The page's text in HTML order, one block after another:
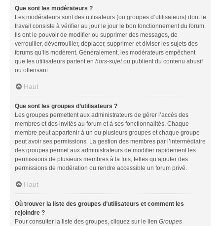
Que sont les modérateurs ?
Les modérateurs sont des utilisateurs (ou groupes d’utilisateurs) dont le
travail consiste à vérifier au jour le jour le bon fonctionnement du forum.
Ils ont le pouvoir de modifier ou supprimer des messages, de
verrouiller, déverrouiller, déplacer, supprimer et diviser les sujets des
forums qu’ils modèrent. Généralement, les modérateurs empêchent
que les utilisateurs partent en hors-sujetou publient du contenu abusif
ou offensant.
Haut
Que sont les groupes d’utilisateurs ?
Les groupes permettent aux administrateurs de gérer l’accès des
membres et des invités au forum et à ses fonctionnalités. Chaque
membre peut appartenir à un ou plusieurs groupes et chaque groupe
peut avoir ses permissions. La gestion des membres par l’intermédiaire
des groupes permet aux administrateurs de modifier rapidement les
permissions de plusieurs membres à la fois, telles qu’ajouter des
permissions de modération ou rendre accessible un forum privé.
Haut
Où trouver la liste des groupes d’utilisateurs et comment les
rejoindre ?
Pour consulter la liste des groupes, cliquez sur le lien Groupes